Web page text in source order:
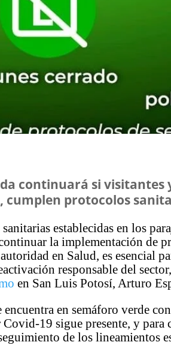
continuará si visitantes
cumplen protocolos
establecidas en los
la implementación de
en Salud, es esencial
responsable del
en San Luis Potosí, Arturo
en semáforo verde
19 sigue presente, y para
de los lineamientos